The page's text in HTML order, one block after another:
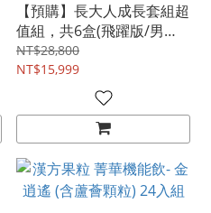
【預購】長大人成長套組超
值組，共6盒(飛躍版/男
方、女方任選)
NT$28,800
NT$15,999